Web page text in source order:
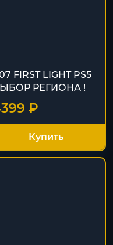
FIRST LIGHT PS5
РЕГИОНА !
₽
Купить